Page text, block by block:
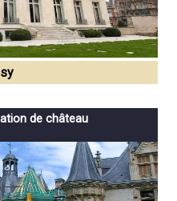
de château